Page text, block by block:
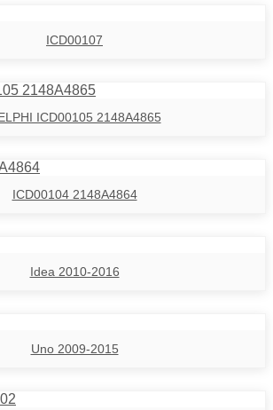
ICD00107
ICD00105 2148A4865
ICD00104 2148A4864
Idea 2010-2016
Uno 2009-2015